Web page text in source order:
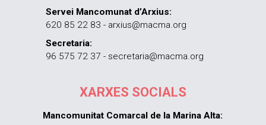
Servei Mancomunat d’Arxius:
620 85 22 83 - arxius@macma.org
Secretaria:
96 575 72 37 - secretaria@macma.org
XARXES SOCIALS
Mancomunitat Comarcal de la Marina Alta: